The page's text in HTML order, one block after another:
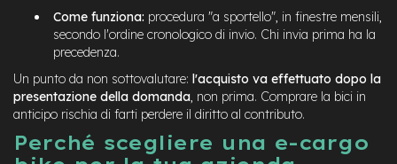
Come funziona: procedura "a sportello", in finestre mensili,
secondo l'ordine cronologico di invio. Chi invia prima ha la
precedenza.
Un punto da non sottovalutare: l'acquisto va effettuato dopo la
presentazione della domanda, non prima. Comprare la bici in
anticipo rischia di farti perdere il diritto al contributo.
Perché scegliere una e-cargo